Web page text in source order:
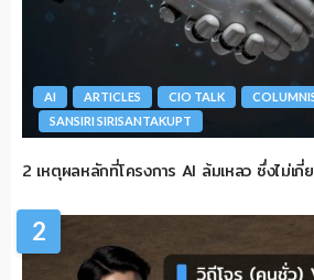
AI ARTICLES CIO TALK
SANSIRI SIRISANTAKUPT
2 เหตุผลหลักที่โครงการ AI ล้มเหลว ซึ่งไม่เกี่
2